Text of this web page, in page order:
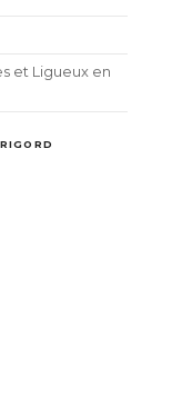
et Ligueux en